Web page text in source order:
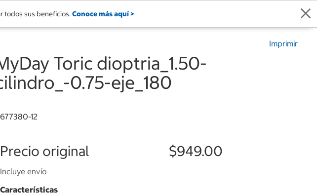
todos sus beneficios. Conoce más aquí >
Imprimir
Toric dioptria_1.50-
0.75-eje_180
677380-12
Precio original $949.00
Incluye envío
Características